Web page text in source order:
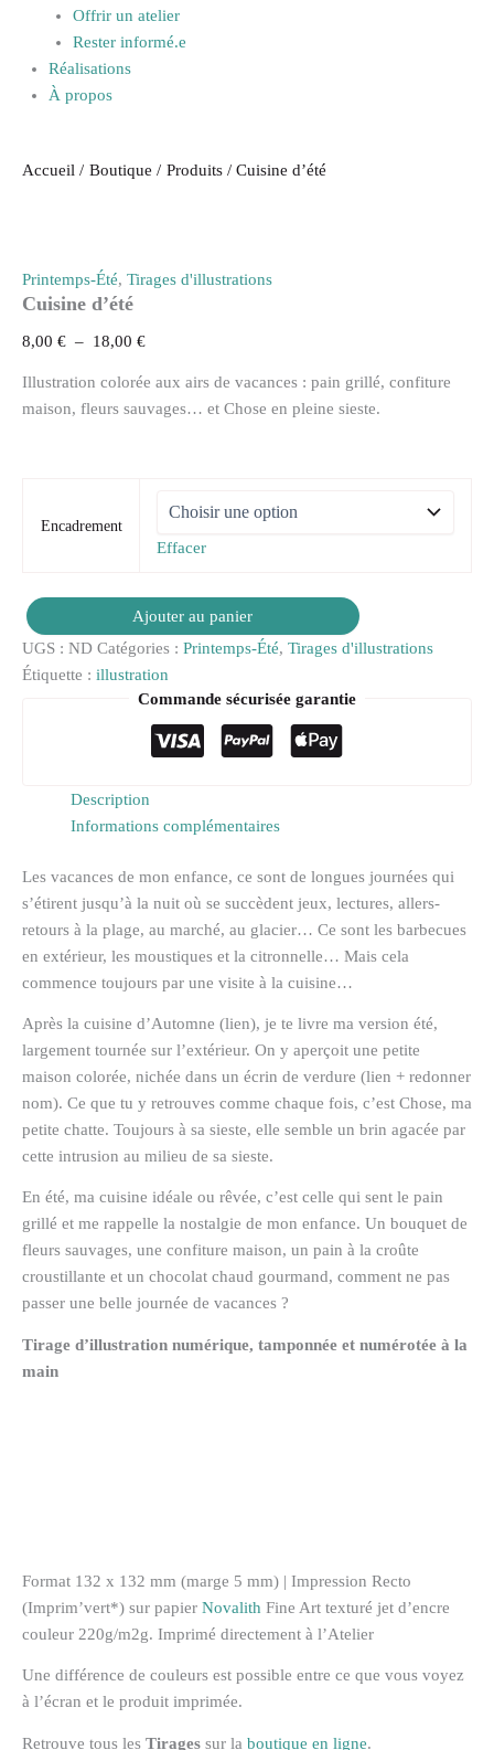
Offrir un atelier
Rester informé.e
Réalisations
À propos
Accueil Boutique Produits Cuisine d’été
Printemps-Été, Tirages d'illustrations
Cuisine d’été
8,00 € – 18,00 €
Illustration colorée aux airs de vacances : pain grillé, confiture
maison, fleurs sauvages… et Chose en pleine sieste.
Encadrement
Effacer
Ajouter au panier
UGS : ND Catégories : Printemps-Été, Tirages d'illustrations
Étiquette : illustration
Commande sécurisée garantie
Description
Informations complémentaires
Les vacances de mon enfance, ce sont de longues journées qui
s’étirent jusqu’à la nuit où se succèdent jeux, lectures, allers-
retours à la plage, au marché, au glacier… Ce sont les barbecues
en extérieur, les moustiques et la citronnelle… Mais cela
commence toujours par une visite à la cuisine…
Après la cuisine d’Automne (lien), je te livre ma version été,
largement tournée sur l’extérieur. On y aperçoit une petite
maison colorée, nichée dans un écrin de verdure (lien + redonner
nom). Ce que tu y retrouves comme chaque fois, c’est Chose, ma
petite chatte. Toujours à sa sieste, elle semble un brin agacée par
cette intrusion au milieu de sa sieste.
En été, ma cuisine idéale ou rêvée, c’est celle qui sent le pain
grillé et me rappelle la nostalgie de mon enfance. Un bouquet de
fleurs sauvages, une confiture maison, un pain à la croûte
croustillante et un chocolat chaud gourmand, comment ne pas
passer une belle journée de vacances ?
Tirage d’illustration numérique, tamponnée et numérotée à la
main
Format 132 x 132 mm (marge 5 mm) | Impression Recto
(Imprim’vert*) sur papier Novalith Fine Art texturé jet d’encre
couleur 220g/m2g. Imprimé directement à l’Atelier
Une différence de couleurs est possible entre ce que vous voyez
à l’écran et le produit imprimée.
Retrouve tous les Tirages sur la boutique en ligne.